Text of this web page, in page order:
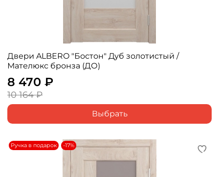
Двери ALBERO "Бостон" Дуб золотистый /
Мателюкс бронза (ДО)
8 470 ₽
10 164 ₽
Выбрать
Ручка в подарок -17%